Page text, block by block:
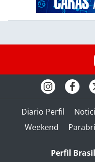
Diario Perfil
Weekend
Perfil